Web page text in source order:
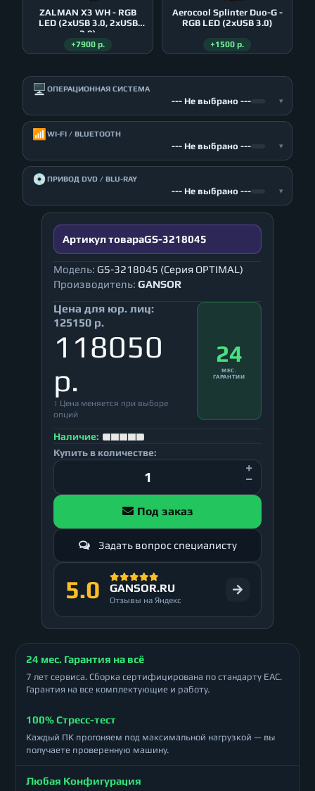
ZALMAN X3 WH - RGB
LED (2xUSB 3.0, 2xUSB
2.0)
+7900 р.
Aerocool Splinter Duo-G -
RGB LED (2xUSB 3.0)
+1500 р.
🖥️ ОПЕРАЦИОННАЯ СИСТЕМА
--- Не выбрано --- ▾
📶 WI-FI / BLUETOOTH
--- Не выбрано --- ▾
💿ПРИВОД DVD / BLU-RAY
--- Не выбрано --- ▾
Артикул товараGS-3218045
Модель: GS-3218045 (Серия OPTIMAL)
Производитель: GANSOR
Цена для юр. лиц:
125150 р.
118050
р.
↕ Цена меняется при выборе
опций
24
МЕС.
ГАРАНТИИ
Наличие:
Купить в количестве:
Под заказ
Задать вопрос специалисту
5.0 GANSOR.RU
Отзывы на Яндекс
24 мес. Гарантия на всё
7 лет сервиса. Сборка сертифицирована по стандарту ЕАС.
Гарантия на все комплектующие и работу.
100% Стресс-тест
Каждый ПК прогоняем под максимальной нагрузкой — вы
получаете проверенную машину.
Любая Конфигурация